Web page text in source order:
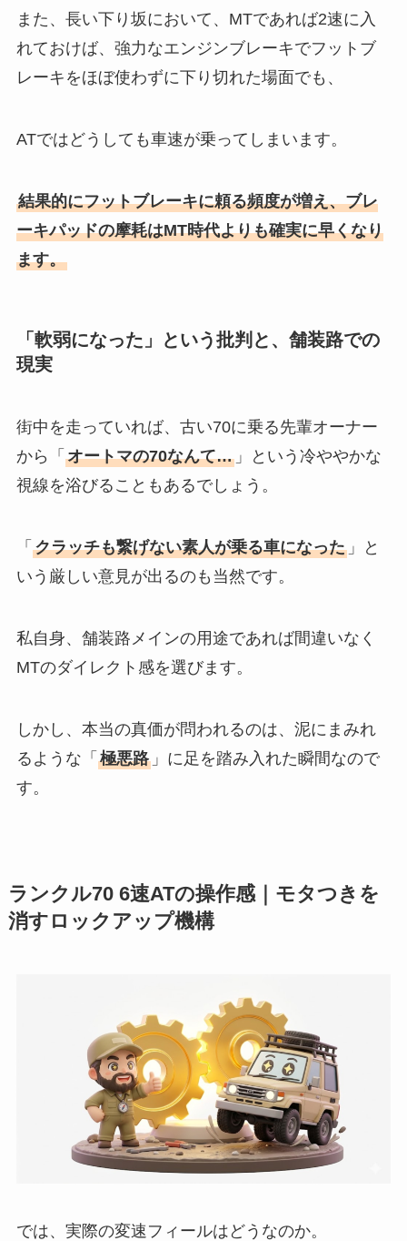
また、長い下り坂において、MTであれば2速に入
れておけば、強力なエンジンブレーキでフットブ
レーキをほぼ使わずに下り切れた場面でも、
ATではどうしても車速が乗ってしまいます。
結果的にフットブレーキに頼る頻度が増え、ブレ
ーキパッドの摩耗はMT時代よりも確実に早くなり
ます。
「軟弱になった」という批判と、舗装路での
現実
街中を走っていれば、古い70に乗る先輩オーナー
から「 オートマの70なんて…」という冷ややかな
視線を浴びることもあるでしょう。
「 クラッチも繋げない素人が乗る車になった」と
いう厳しい意見が出るのも当然です。
私自身、舗装路メインの用途であれば間違いなく
MTのダイレクト感を選びます。
しかし、本当の真価が問われるのは、泥にまみれ
るような「 極悪路」に足を踏み入れた瞬間なので
す。
ランクル70 6速ATの操作感｜モタつきを
消すロックアップ機構
では、実際の変速フィールはどうなのか。